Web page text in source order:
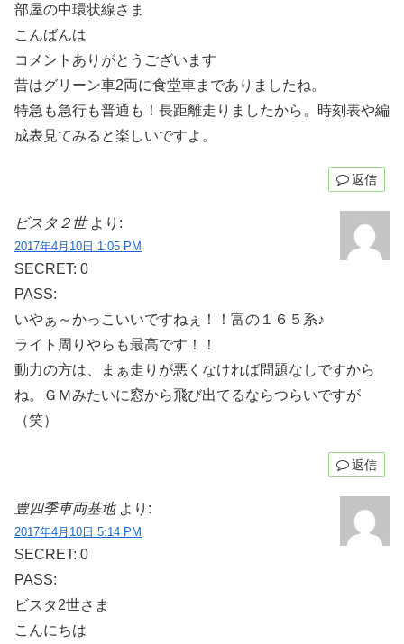
部屋の中環状線さま
こんばんは
コメントありがとうございます
昔はグリーン車2両に食堂車までありましたね。
特急も急行も普通も！長距離走りましたから。時刻表や編
成表見てみると楽しいですよ。
返信
ビスタ２世 より:
2017年4月10日 1:05 PM
SECRET: 0
PASS:
いやぁ～かっこいいですねぇ！！富の１６５系♪
ライト周りやらも最高です！！
動力の方は、まぁ走りが悪くなければ問題なしですから
ね。ＧＭみたいに窓から飛び出てるならつらいですが
（笑）
返信
豊四季車両基地 より:
2017年4月10日 5:14 PM
SECRET: 0
PASS:
ビスタ2世さま
こんにちは